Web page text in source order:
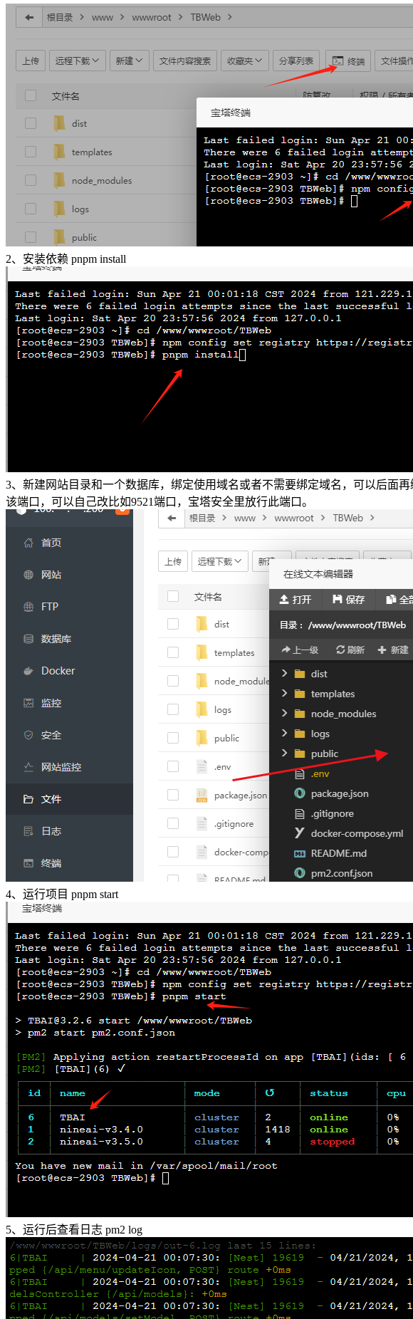
2、安装依赖 pnpm install
3、新建网站目录和一个数据库，绑定使用域名或者不需要绑定域名，可以后面
该端口，可以自己改比如9521端口，宝塔安全里放行此端口。
4、运行项目 pnpm start
5、运行后查看日志 pm2 log